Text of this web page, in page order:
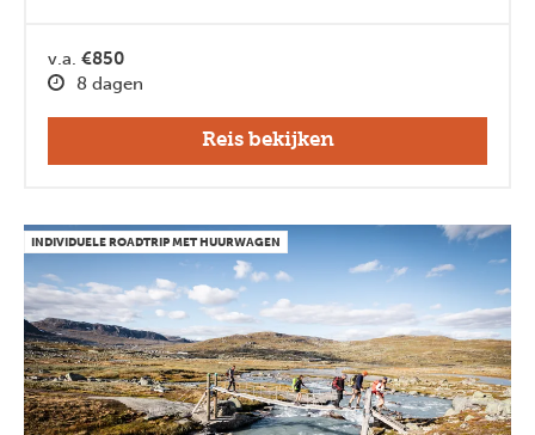
v.a. €850
8 dagen
Reis bekijken
INDIVIDUELE ROADTRIP MET HUURWAGEN